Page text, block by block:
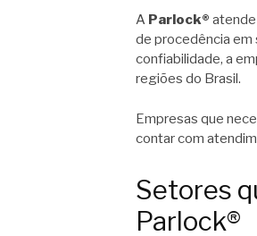
A Parlock®
de procedência em
confiabilidade, a
regiões do Brasil.
Empresas que
contar com
Setores
Parlock®